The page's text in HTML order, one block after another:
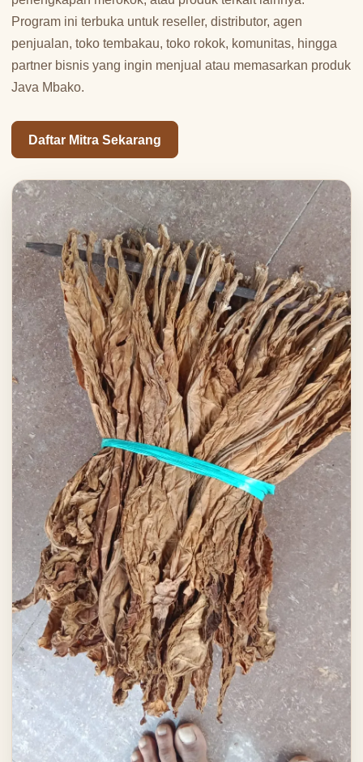
Program ini terbuka untuk reseller, distributor, agen
penjualan, toko tembakau, toko rokok, komunitas, hingga
partner bisnis yang ingin menjual atau memasarkan produk
Java Mbako.
Daftar Mitra Sekarang